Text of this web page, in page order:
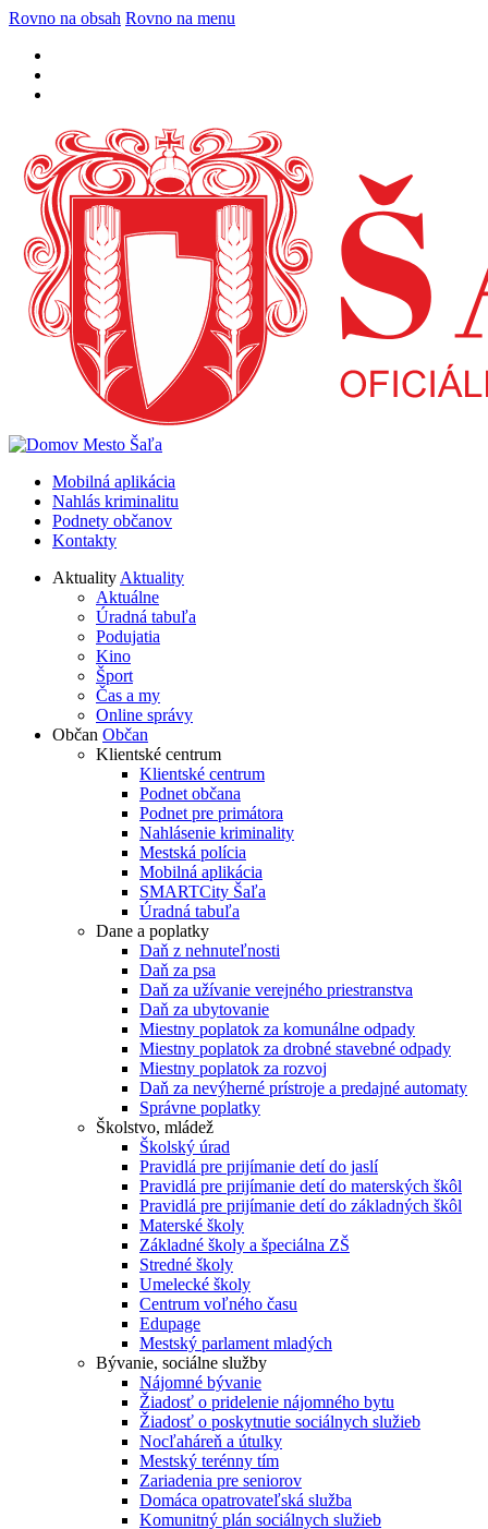
Rovno na obsah Rovno na menu
Mobilná aplikácia
Nahlás kriminalitu
Podnety občanov
Kontakty
AktualityAktuality
Aktuálne
Úradná tabuľa
Podujatia
Kino
Šport
Čas a my
Online správy
Občan Občan
Klientské centrum
Klientské centrum
Podnet občana
Podnet pre primátora
Nahlásenie kriminality
Mestská polícia
Mobilná aplikácia
SMARTCity Šaľa
Úradná tabuľa
Dane a poplatky
Daň z nehnuteľnosti
Daň za psa
Daň za užívanie verejného priestranstva
Daň za ubytovanie
Miestny poplatok za komunálne odpady
Miestny poplatok za drobné stavebné odpady
Miestny poplatok za rozvoj
Daň za nevýherné prístroje a predajné automaty
Správne poplatky
Školstvo, mládež
Školský úrad
Pravidlá pre prijímanie detí do jaslí
Pravidlá pre prijímanie detí do materských škôl
Pravidlá pre prijímanie detí do základných škôl
Materské školy
Základné školy a špeciálna ZŠ
Stredné školy
Umelecké školy
Centrum voľného času
Edupage
Mestský parlament mladých
Bývanie, sociálne služby
Nájomné bývanie
Žiadosť o pridelenie nájomného bytu
Žiadosť o poskytnutie sociálnych služieb
Nocľaháreň a útulky
Mestský terénny tím
Zariadenia pre seniorov
Domáca opatrovateľská služba
Komunitný plán sociálnych služieb